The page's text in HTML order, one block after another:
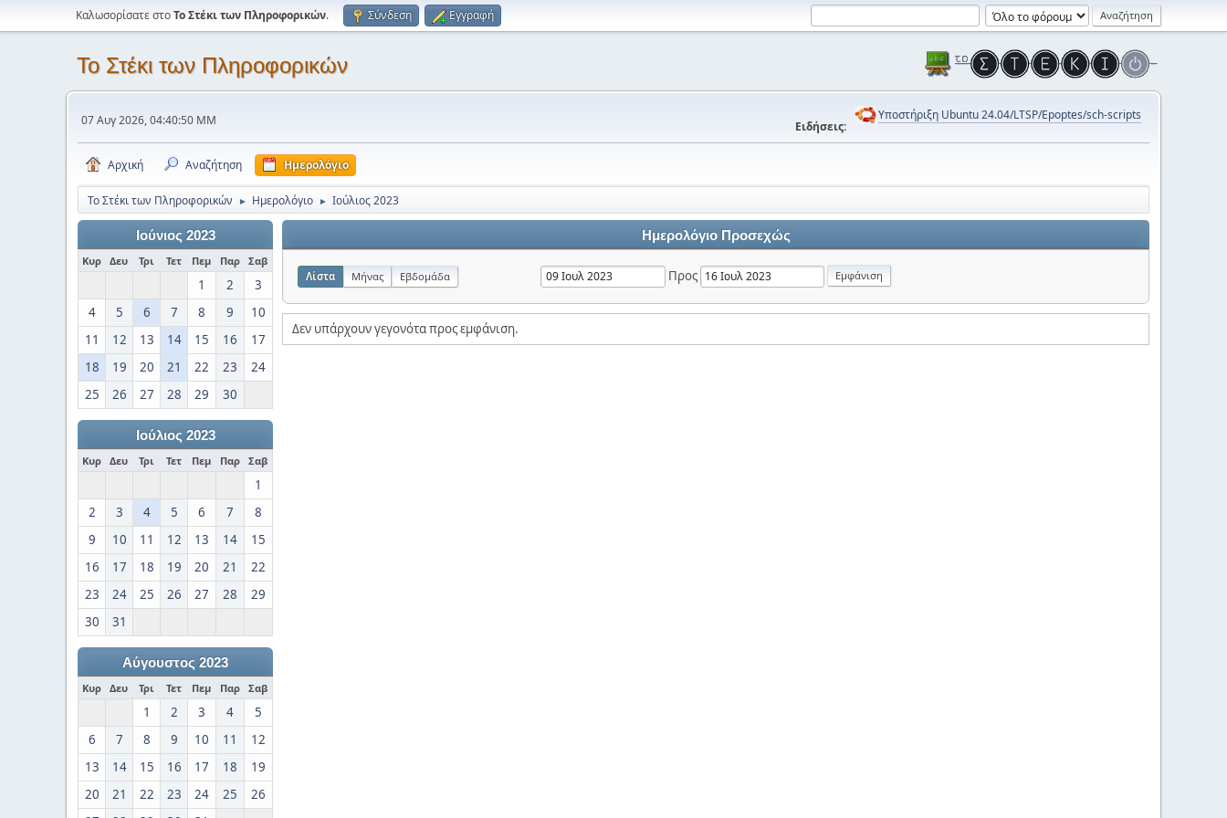
Καλωσορίσατε στοΤο Στέκι των Πληροφορικών. Σύνδεση Εγγραφή
Το Στέκι των Πληροφορικών
07 Αυγ 2026, 04:40:50 ΜΜ Ειδήσεις:
Υποστήριξη Ubuntu 24.04/LTSP/Epoptes/sch-scripts
Αρχική Αναζήτηση Ημερολόγιο
Το Στέκι των Πληροφορικών ► Ημερολόγιο ► Ιούλιος 2023
Ιούνιος 2023
Κυρ Δευ Τρι Τετ Πεμ Παρ Σαβ
1 2
3
4
5 6 7 8 9
10
11
12 13 14 15 16
17
18
19 20 21 22 23
24
25
26 27 28 29 30
Ιούλιος 2023
Κυρ Δευ Τρι Τετ Πεμ Παρ Σαβ
1
2
3 4 5 6 7
8
9
10 11 12 13 14
15
16
17 18 19 20 21
22
23
24 25 26 27 28
29
30
31
Αύγουστος 2023
Κυρ Δευ Τρι Τετ Πεμ Παρ Σαβ
1 2 3 4
5
6
7 8 9 10 11
12
13
14 15 16 17 18
19
20
21 22 23 24 25
26
Ημερολόγιο Προσεχώς
Λίστα Μήνας Εβδομάδα Προς
Δεν υπάρχουν γεγονότα προς εμφάνιση.